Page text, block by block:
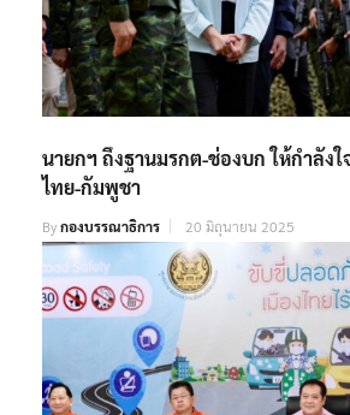
นายกฯ ถึงฐานมรกต-ช่องบก ให้กำลัง
ไทย-กัมพูชา
Byกองบรรณาธิการ 20 มิถุนายน 2025